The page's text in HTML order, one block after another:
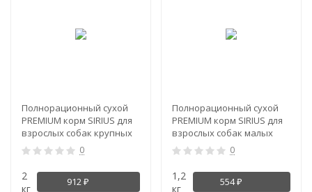
Полнорационный сухой
PREMIUM корм SIRIUS для
взрослых собак крупных
пород, индейка с
овощами
0
2
кг
912 ₽
Полнорационный сухой
PREMIUM корм SIRIUS для
взрослых собак малых
пород, индейка и рис
0
1,2
кг
554₽